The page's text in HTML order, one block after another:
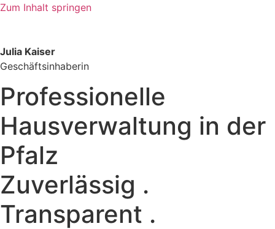
Zum Inhalt springen
Julia Kaiser
Geschäftsinhaberin
Professionelle
Hausverwaltung in der
Pfalz
Zuverlässig .
Transparent .